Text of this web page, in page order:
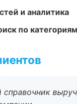
и аналитика
по